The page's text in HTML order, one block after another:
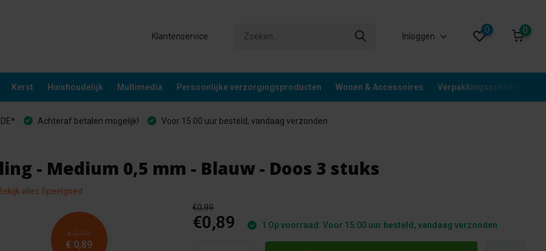
Klantenservice Inloggen
0 0
Kerst Huishoudelijk Multimedia Persoonlijke verzorgingsproducten Wonen & Accessoires Verpakkingsschade
Achteraf betalen mogelijk! Voor 15:00 uur besteld, vandaag verzonden
- Medium 0,5 mm - Blauw - Doos 3 stuks
alles Speelgoed
€ 0,99
€ 0,89
€0,99
€0,89 1 Op voorraad: Voor 15:00 uur besteld, vandaag verzonden